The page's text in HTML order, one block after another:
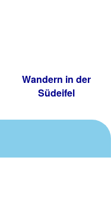
Wandern in der
Südeifel